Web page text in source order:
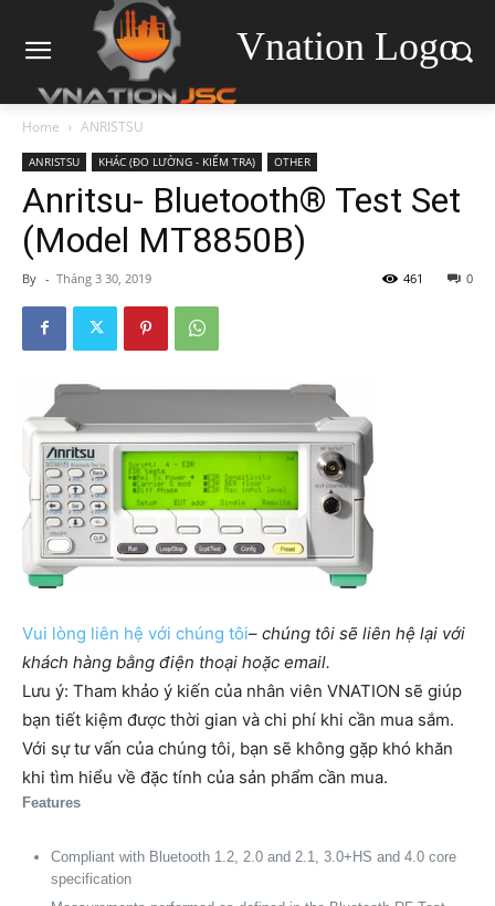
Vnation Logo
Home ANRISTSU
ANRISTSU KHÁC (ĐO LƯỜNG - KIỂM TRA) OTHER
Anritsu- Bluetooth® Test Set
(Model MT8850B)
By - Tháng 3 30, 2019 0
461
Vui lòng liên hệ với chúng tôi– chúng tôi sẽ liên hệ lại với
khách hàng bằng điện thoại hoặc email.
Lưu ý: Tham khảo ý kiến của nhân viên VNATION sẽ giúp
bạn tiết kiệm được thời gian và chi phí khi cần mua sắm. ​​
Với sự tư vấn của chúng tôi, bạn sẽ không gặp khó khăn
khi tìm hiểu về đặc tính của sản phẩm cần mua.
Features
Compliant with Bluetooth 1.2, 2.0 and 2.1, 3.0+HS and 4.0 core
specification